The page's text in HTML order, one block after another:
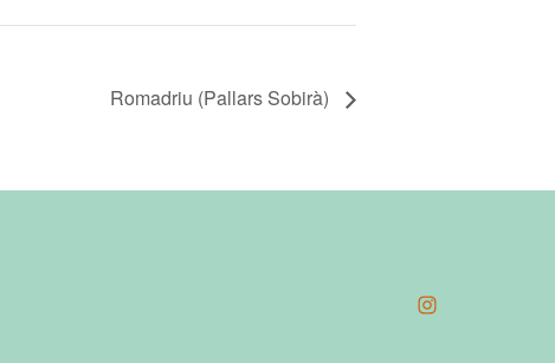
Romadriu (Pallars Sobirà)
Open